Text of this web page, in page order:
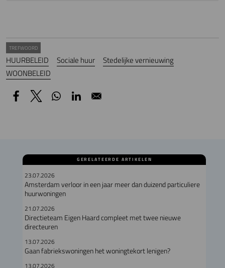
TREFWOORD
HUURBELEID Sociale huur
Stedelijke vernieuwing
WOONBELEID
GERELATEERDE ARTIKELEN
23.07.2026
Amsterdam verloor in een jaar meer dan duizend particuliere
huurwoningen
21.07.2026
Directieteam Eigen Haard compleet met twee nieuwe
directeuren
13.07.2026
Gaan fabriekswoningen het woningtekort lenigen?
13.07.2026